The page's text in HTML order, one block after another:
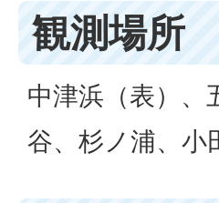
観測場所
中津浜（表）、
谷、杉ノ浦、小